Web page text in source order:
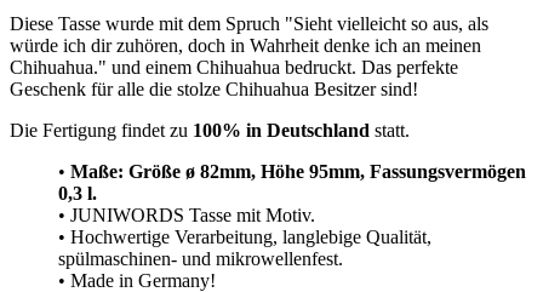
Diese Tasse wurde mit dem Spruch "Sieht vielleicht so aus, als
würde ich dir zuhören, doch in Wahrheit denke ich an meinen
Chihuahua." und einem Chihuahua bedruckt. Das perfekte
Geschenk für alle die stolze Chihuahua Besitzer sind!
Die Fertigung findet zu 100% in Deutschland statt.
• Maße: Größe ø 82mm, Höhe 95mm, Fassungsvermögen
0,3 l.
• JUNIWORDS Tasse mit Motiv.
• Hochwertige Verarbeitung, langlebige Qualität,
spülmaschinen- und mikrowellenfest.
• Made in Germany!